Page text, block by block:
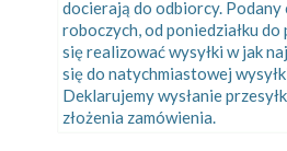
docierają do odbiorcy.
roboczych, od poniedziałku
się realizować wysyłki w jak
się do natychmiastowej
Deklarujemy wysłanie
złożenia zamówienia.